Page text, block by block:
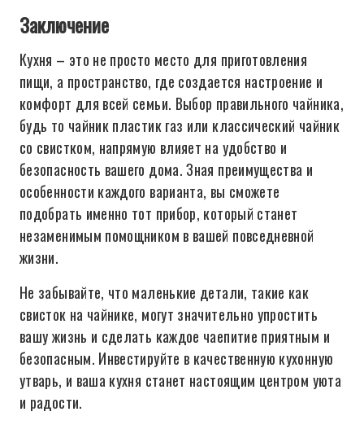
Заключение
Кухня – это не просто место для приготовления
пищи, а пространство, где создается настроение и
комфорт для всей семьи. Выбор правильного чайника,
будь то чайник пластик газ или классический чайник
со свистком, напрямую влияет на удобство и
безопасность вашего дома. Зная преимущества и
особенности каждого варианта, вы сможете
подобрать именно тот прибор, который станет
незаменимым помощником в вашей повседневной
жизни.
Не забывайте, что маленькие детали, такие как
свисток на чайнике, могут значительно упростить
вашу жизнь и сделать каждое чаепитие приятным и
безопасным. Инвестируйте в качественную кухонную
утварь, и ваша кухня станет настоящим центром уюта
и радости.